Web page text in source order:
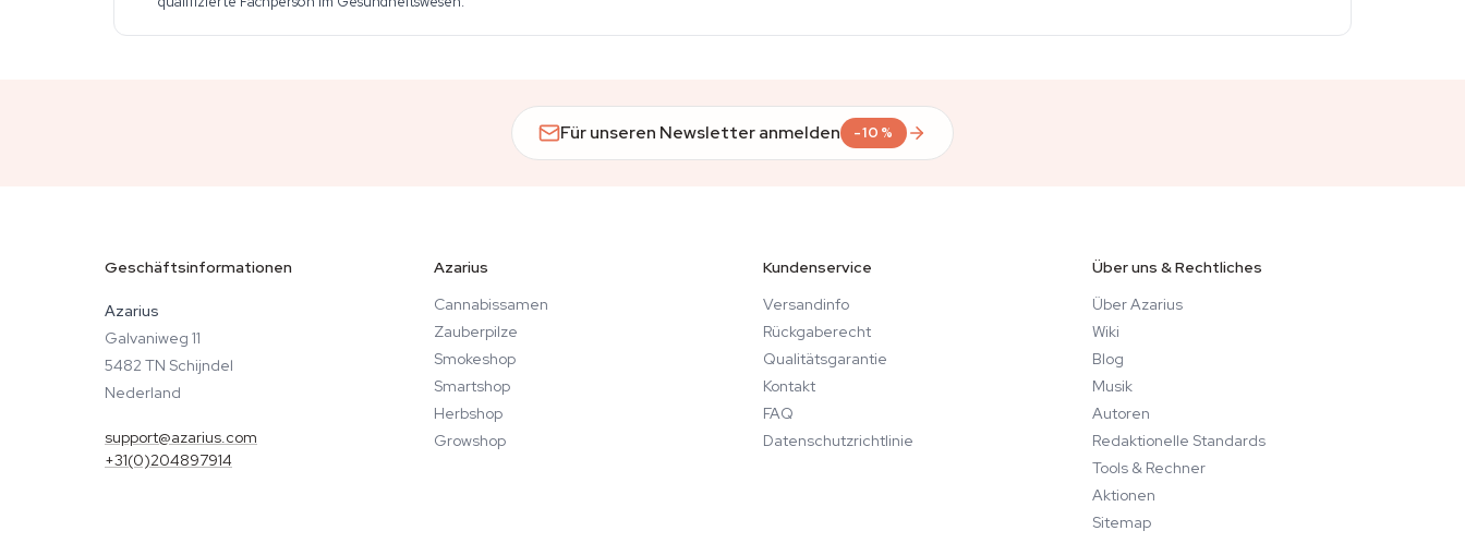
Für unseren Newsletter anmelden -10%
Geschäftsinformationen
Azarius
Galvaniweg 11
5482 TN Schijndel
Nederland
support@azarius.com
+31(0)204897914
Azarius
Cannabissamen
Zauberpilze
Smokeshop
Smartshop
Herbshop
Growshop
Kundenservice
Versandinfo
Rückgaberecht
Qualitätsgarantie
Kontakt
FAQ
Datenschutzrichtlinie
Über uns & Rechtliches
Über Azarius
Wiki
Blog
Musik
Autoren
Redaktionelle Standards
Tools & Rechner
Aktionen
Sitemap